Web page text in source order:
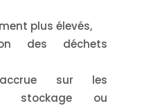
plus élevés,
des déchets
sur les
stockage ou